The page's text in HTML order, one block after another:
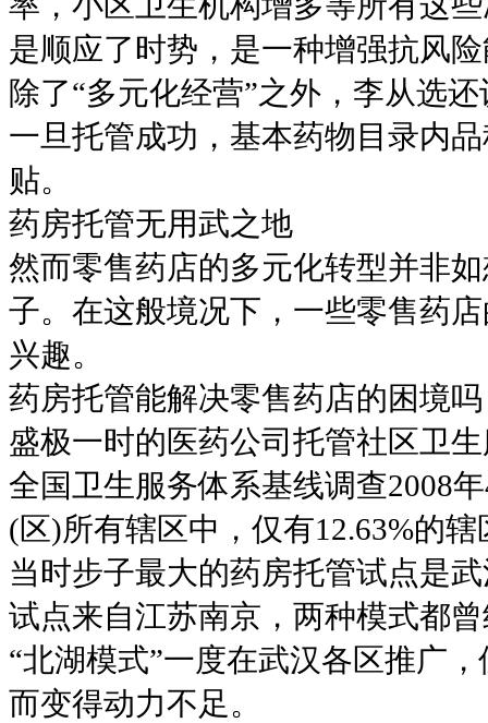
是顺应了时势，是一种增强抗风
除了“多元化经营”之外，李从选
一旦托管成功，基本药物目录内
贴。
药房托管无用武之地
然而零售药店的多元化转型并非
子。在这般境况下，一些零售药
兴趣。
药房托管能解决零售药店的困境
盛极一时的医药公司托管社区卫
全国卫生服务体系基线调查2008
(区)所有辖区中，仅有12.63%的
当时步子最大的药房托管试点是
试点来自江苏南京，两种模式都
“北湖模式”一度在武汉各区推广
而变得动力不足。